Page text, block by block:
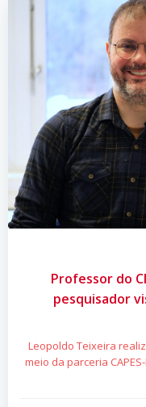
Professor do
pesquisador
Leopoldo Teixeira
meio da parceria